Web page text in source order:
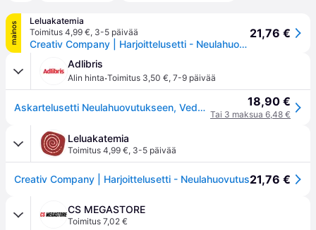
mainos
Leluakatemia
Toimitus 4,99 €, 3-5 päivää
Creativ Company | Harjoittelusetti - Neulahuovutus
21,76 €
Adlibris
Alin hinta·Toimitus 3,50 €, 7-9 päivää
Askartelusetti Neulahuovutukseen, Veden eläimet, 1 pkk/ 1 pkt 18,90 €
Tai 3 maksua 6,48 €
Leluakatemia
Toimitus 4,99 €, 3-5 päivää
Creativ Company | Harjoittelusetti - Neulahuovutus21,76 €
CS MEGASTORE
Toimitus 7,02 €